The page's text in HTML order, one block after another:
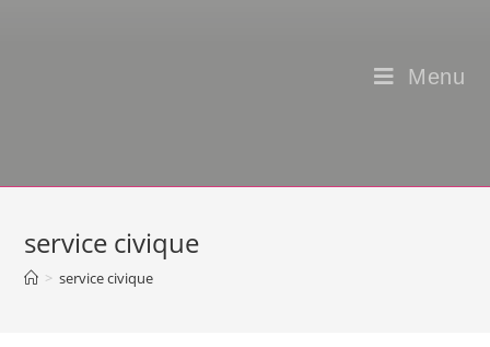
Menu
service civique
> service civique